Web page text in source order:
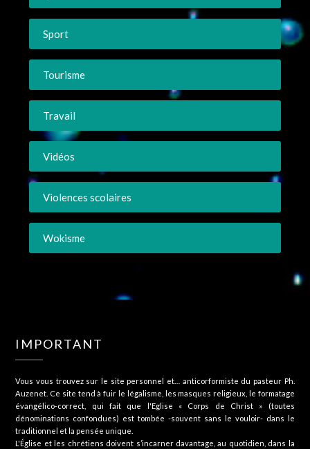
Sport
Tourisme
Travail
Vidéos
Violences scolaires
Wokisme
IMPORTANT
Vous vous trouvez sur le site personnel et… anticorformiste du pasteur Ph.
Auzenet. Ce site tend à fuir le légalisme, les masques religieux, le formatage
évangélico-correct, qui fait que l'Eglise « Corps de Christ » (toutes
dénominations confondues) est tombée -souvent sans le vouloir- dans le
traditionnel et la pensée unique.
L'Église et les chrétiens doivent s’incarner davantage, au quotidien, dans la